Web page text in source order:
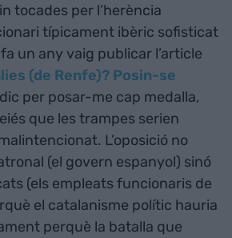
tocades per l’herència
típicament ibèric sofisticat
un any vaig publicar l’article
(de Renfe)? Posin-se
per posar-me cap medalla,
que les trampes serien
L’oposició no
(el govern espanyol) sinó
(els empleats funcionaris de
el catalanisme polític hauria
perquè la batalla que